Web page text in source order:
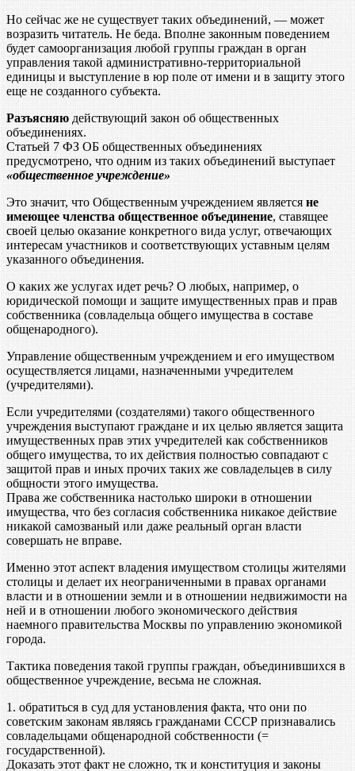
Но сейчас же не существует таких объединений, — может
возразить читатель. Не беда. Вполне законным поведением
будет самоорганизация любой группы граждан в орган
управления такой административно-территориальной
единицы и выступление в юр поле от имени и в защиту этого
еще не созданного субъекта.
Разъясняю действующий закон об общественных
объединениях.
Статьей 7 ФЗ ОБ общественных объединениях
предусмотрено, что одним из таких объединений выступает
«общественное учреждение»
Это значит, что Общественным учреждением является не
имеющее членства общественное объединение, ставящее
своей целью оказание конкретного вида услуг, отвечающих
интересам участников и соответствующих уставным целям
указанного объединения.
О каких же услугах идет речь? О любых, например, о
юридической помощи и защите имущественных прав и прав
собственника (совладельца общего имущества в составе
общенародного).
Управление общественным учреждением и его имуществом
осуществляется лицами, назначенными учредителем
(учредителями).
Если учредителями (создателями) такого общественного
учреждения выступают граждане и их целью является защита
имущественных прав этих учредителей как собственников
общего имущества, то их действия полностью совпадают с
защитой прав и иных прочих таких же совладельцев в силу
общности этого имущества.
Права же собственника настолько широки в отношении
имущества, что без согласия собственника никакое действие
никакой самозваный или даже реальный орган власти
совершать не вправе.
Именно этот аспект владения имуществом столицы жителями
столицы и делает их неограниченными в правах органами
власти и в отношении земли и в отношении недвижимости на
ней и в отношении любого экономического действия
наемного правительства Москвы по управлению экономикой
города.
Тактика поведения такой группы граждан, объединившихся в
общественное учреждение, весьма не сложная.
1. обратиться в суд для установления факта, что они по
советским законам являясь гражданами СССР признавались
совладельцами общенародной собственности (=
государственной).
Доказать этот факт не сложно, тк и конституция и законы